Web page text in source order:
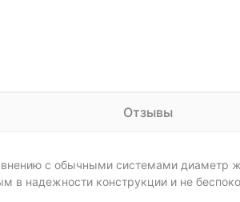
Отзывы
с обычными системами диаметр
в надежности конструкции и не